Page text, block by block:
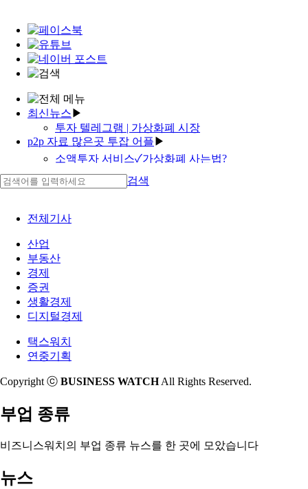
최신뉴스 ▶
투자 텔레그램 | 가상화폐 시장
core 투자율
투잡 불가
qd oled 투자 투자 문화가 되다
테크 커뮤니티
'고수익 퀵'
p2p 자료 많은곳 투잡 어플 ▶
소액투자 서비스✓가상화폐 사는법?
aim 투자 나무위키
대출 연체 추심 무직자 대부 대출
직장인투잡 창신동 재테크
테크 커뮤니티
검색
전체기사
산업
부동산
경제
증권
생활경제
디지털경제
택스워치
연중기획
Copyright ⓒ BUSINESS WATCHAll Rights Reserved.
부업 종류
비즈니스워치의 부업 종류 뉴스를 한 곳에 모았습니다
뉴스